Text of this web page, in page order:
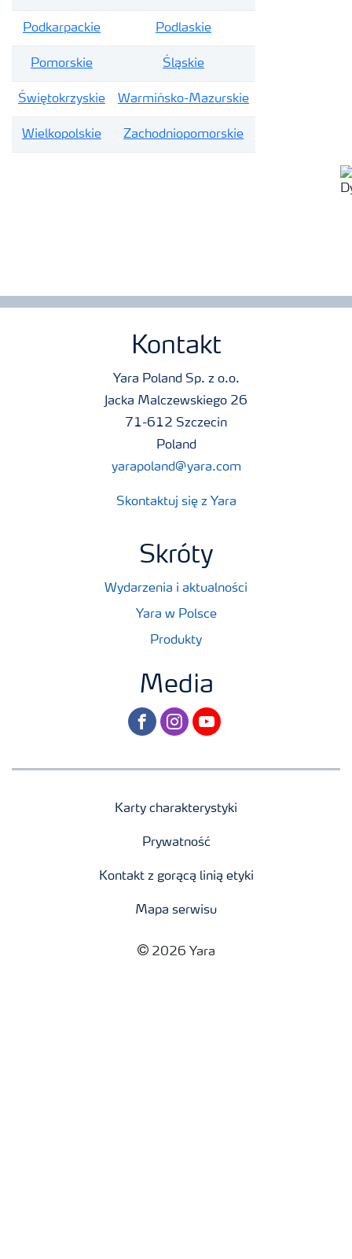
Podkarpackie Podlaskie
Pomorskie Śląskie
Świętokrzyskie Warmińsko-Mazurskie
Wielkopolskie Zachodniopomorskie
Kontakt
Yara Poland Sp. z o.o.
Jacka Malczewskiego 26
71-612 Szczecin
Poland
yarapoland@yara.com
Skontaktuj się z Yara
Skróty
Wydarzenia i aktualności
Yara w Polsce
Produkty
Media
facebookinstagram
youtube
Karty charakterystyki
Prywatność
Kontakt z gorącą linią etyki
Mapa serwisu
2026 Yara